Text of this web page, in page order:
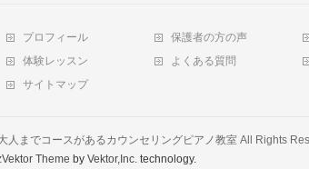
プロフィール 保護者の方の声
体験レッスン よくある質問
サイトマップ
人までコースがあるカウンセリングピアノ教室All Rights
Theme by Vektor,Inc.technology.